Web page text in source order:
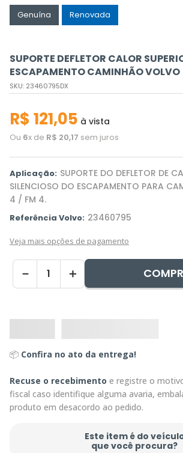
Genuína Renovada
SUPORTE DEFLETOR CALOR
ESCAPAMENTO CAMINHÃO VOLVO
SKU: 23460795DX
R$ 121,05 à vista
Ou 6x de R$ 20,17 sem juros
Aplicação: SUPORTE DO DEFLETOR DE
SILENCIOSO DO ESCAPAMENTO PARA
4 / FM 4.
Referência Volvo: 23460795
Veja mais opções de pagamento
＋
－
📦 Confira no ato da entrega!
Recuse o recebimento e registre o
fiscal caso identifique alguma avaria,
produto em desacordo ao pedido.
Este item é do
que você procura?